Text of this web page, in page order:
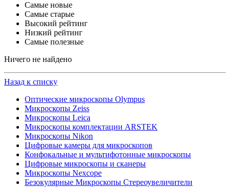
Самые новые
Самые старые
Высокий рейтинг
Низкий рейтинг
Самые полезные
Ничего не найдено
Назад к списку
Оптические микроскопы Olympus
Микроскопы Zeiss
Микроскопы Leica
Микроскопы комплектации ARSTEK
Микроскопы Nikon
Цифровые камеры для микроскопов
Конфокальные и мультифотонные микроскопы
Цифровые микроскопы и сканеры
Микроскопы Nexcope
Безокулярные Микроскопы Стереоувеличители